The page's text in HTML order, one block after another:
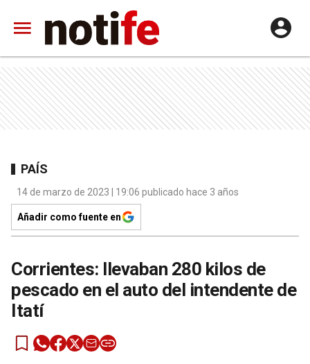
PAÍS
14 de marzo de 2023 | 19:06 publicado hace 3 años
Añadir como fuente en
Corrientes: llevaban 280 kilos de
pescado en el auto del intendente de
Itatí